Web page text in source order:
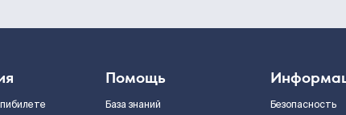
Помощь
База знаний
Безопасность